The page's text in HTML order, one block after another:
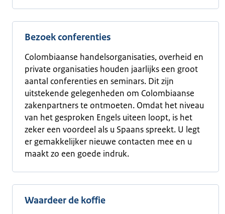
Bezoek conferenties
Colombiaanse handelsorganisaties, overheid en
private organisaties houden jaarlijks een groot
aantal conferenties en seminars. Dit zijn
uitstekende gelegenheden om Colombiaanse
zakenpartners te ontmoeten. Omdat het niveau
van het gesproken Engels uiteen loopt, is het
zeker een voordeel als u Spaans spreekt. U legt
er gemakkelijker nieuwe contacten mee en u
maakt zo een goede indruk.
Waardeer de koffie